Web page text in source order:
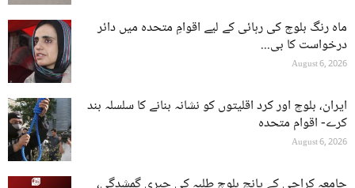
ماہ رنگ بلوچ کی رہائی کے لیے اقوامِ متحدہ میں دائر
درخواست کا بی...
August 6, 2026
ایران، بلوچ اور کرد اقلیتوں کو نشانہ بنانے کا سلسلہ بند
کرے- اقوام متحدہ
August 6, 2026